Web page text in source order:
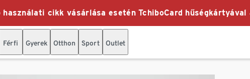
cikk vásárlása esetén TchiboCard
Férfi Gyerek Otthon Sport Outlet